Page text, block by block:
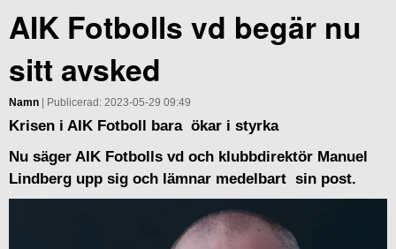
AIK Fotbolls vd begär nu
sitt avsked
Namn | Publicerad: 2023-05-29 09:49
Krisen i AIK Fotboll bara ökar i styrka
Nu säger AIK Fotbolls vd och klubbdirektör Manuel
Lindberg upp sig och lämnar medelbart sin post.